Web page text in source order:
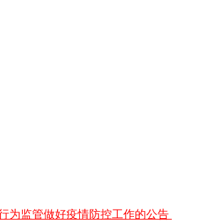
为监管做好疫情防控工作的公告